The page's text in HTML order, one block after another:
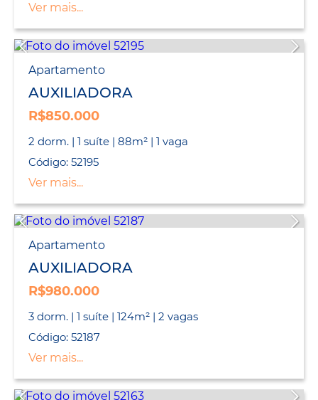
Ver mais...
Apartamento
AUXILIADORA
R$850.000
2 dorm. | 1 suíte | 88m² | 1 vaga
Código: 52195
Ver mais...
Apartamento
AUXILIADORA
R$980.000
3 dorm. | 1 suíte | 124m² | 2 vagas
Código: 52187
Ver mais...